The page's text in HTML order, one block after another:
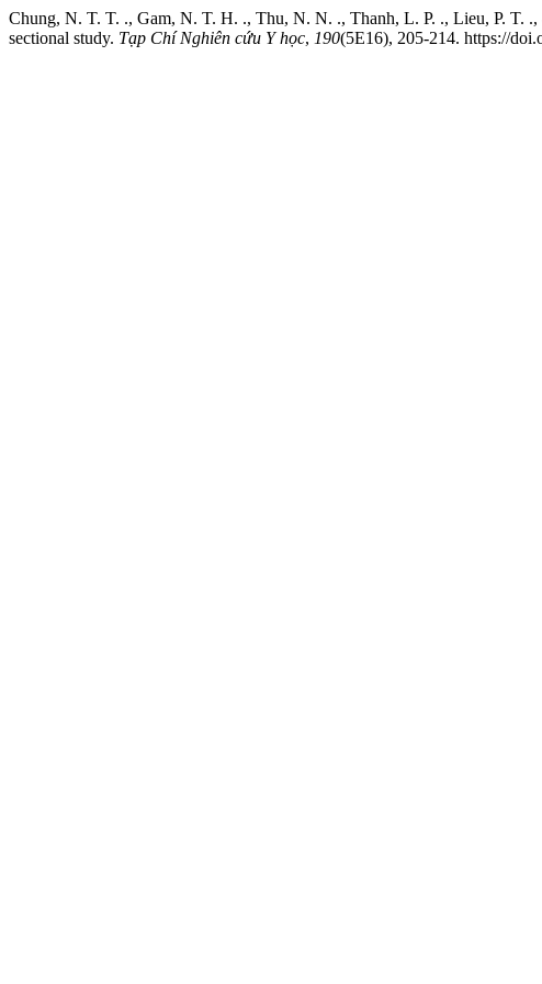
Chung, N. T. T. ., Gam, N. T. H. ., Thu, N. N. ., Thanh, L. P. ., Lieu, P. T.
sectional study. Tạp Chí Nghiên cứu Y học, 190(5E16), 205-214. https://